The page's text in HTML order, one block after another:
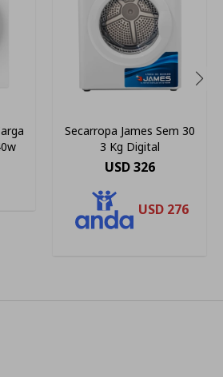
Secarropa James Sem 30
3 Kg Digital
USD 326
USD 276